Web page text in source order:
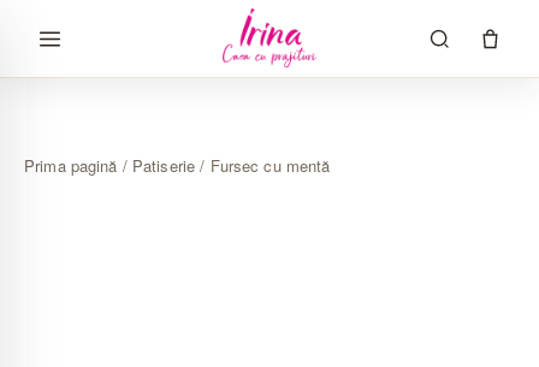
Prima pagină / Patiserie / Fursec cu mentă